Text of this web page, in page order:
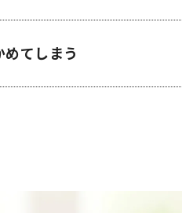
てしまう